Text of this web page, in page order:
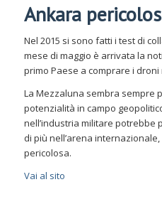
Ankara
Nel 2015 si sono fatti i test di
mese di maggio è arrivata la
primo Paese a comprare i droni
La Mezzaluna sembra sempre
potenzialità in campo
nell’industria militare potrebbe
di più nell’arena
pericolosa.
Vai al sito